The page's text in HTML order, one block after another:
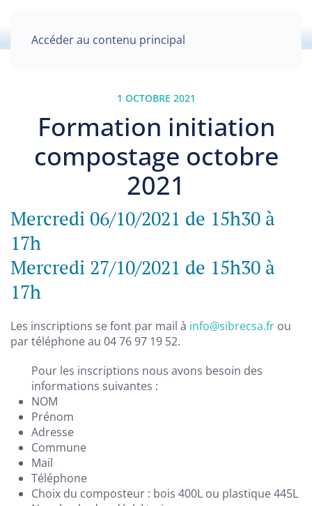
Accéder au contenu principal
1 OCTOBRE 2021
Formation initiation
compostage octobre
2021
Mercredi 06/10/2021 de 15h30 à
17h
Mercredi 27/10/2021 de 15h30 à
17h
Les inscriptions se font par mail à info@sibrecsa.fr ou
par téléphone au 04 76 97 19 52.
Pour les inscriptions nous avons besoin des
informations suivantes :
NOM
Prénom
Adresse
Commune
Mail
Téléphone
Choix du composteur : bois 400L ou plastique 445L